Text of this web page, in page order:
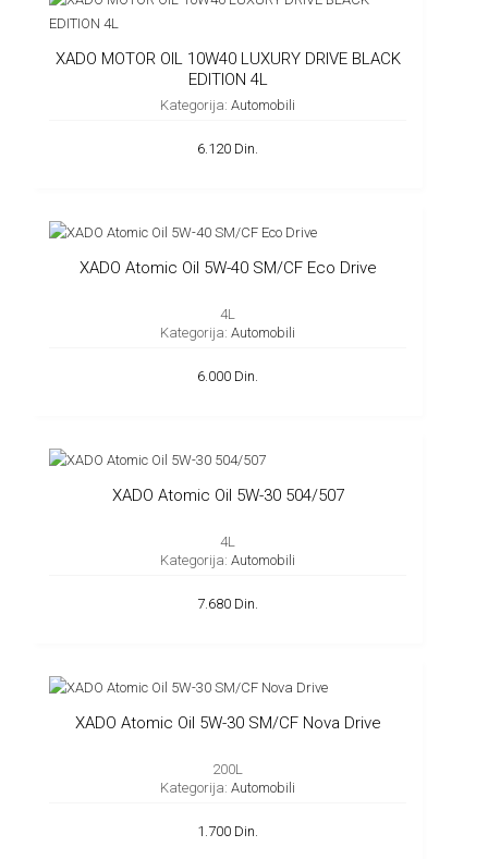
XADO MOTOR OIL 10W40 LUXURY DRIVE BLACK
EDITION 4L
Kategorija: Automobili
6.120 Din.
XADO Atomic Oil 5W-40 SM/CF Eco Drive
4L
Kategorija: Automobili
6.000 Din.
XADO Atomic Oil 5W-30 504/507
4L
Kategorija: Automobili
7.680 Din.
XADO Atomic Oil 5W-30 SM/CF Nova Drive
200L
Kategorija: Automobili
1.700 Din.